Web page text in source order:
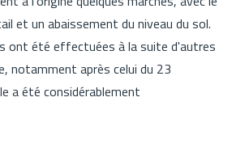
et un abaissement du niveau du sol.
ont été effectuées à la suite d'autres
notamment après celui du 23
a été considérablement